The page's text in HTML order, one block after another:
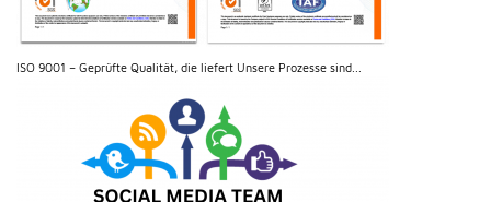
ISO 9001 – Geprüfte Qualität, die liefert Unsere Prozesse sind...